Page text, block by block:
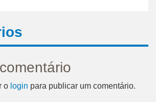
o login para publicar um comentário.